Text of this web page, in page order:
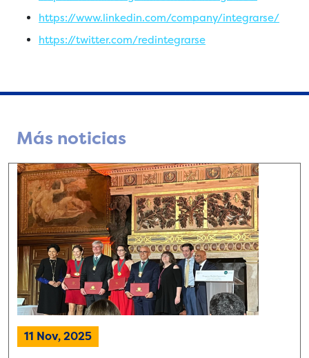
https://www.linkedin.com/company/integrarse/
https://twitter.com/redintegrarse
Más noticias
11 Nov, 2025